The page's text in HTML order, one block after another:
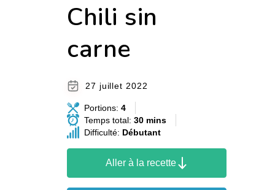
Chili sin
carne
27 juillet 2022
Portions: 4
Temps total: 30 mins
Difficulté: Débutant
Aller à la recette